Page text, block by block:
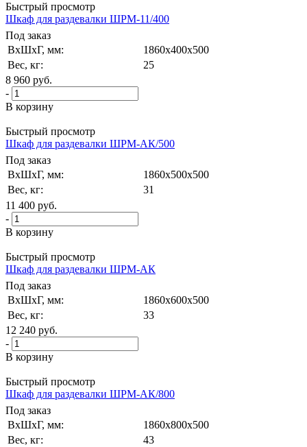
Быстрый просмотр
Шкаф для раздевалки ШРМ-11/400
Под заказ
ВxШxГ, мм:
1860x400x500
Вес, кг:
25
8 960 руб.
-
В корзину
Быстрый просмотр
Шкаф для раздевалки ШРМ-АК/500
Под заказ
ВxШxГ, мм:
1860x500x500
Вес, кг:
31
11 400 руб.
-
В корзину
Быстрый просмотр
Шкаф для раздевалки ШРМ-АК
Под заказ
ВxШxГ, мм:
1860x600x500
Вес, кг:
33
12 240 руб.
-
В корзину
Быстрый просмотр
Шкаф для раздевалки ШРМ-АК/800
Под заказ
ВxШxГ, мм:
1860x800x500
Вес, кг:
43